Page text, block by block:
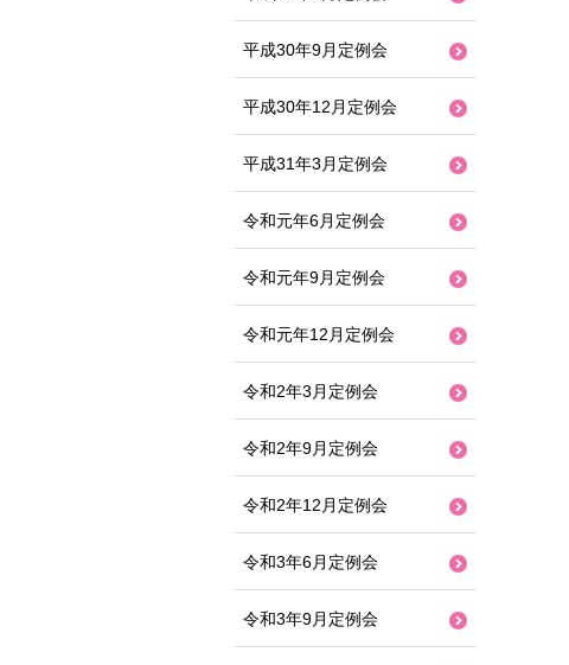
平成30年9月定例会
平成30年12月定例会
平成31年3月定例会
令和元年6月定例会
令和元年9月定例会
令和元年12月定例会
令和2年3月定例会
令和2年9月定例会
令和2年12月定例会
令和3年6月定例会
令和3年9月定例会